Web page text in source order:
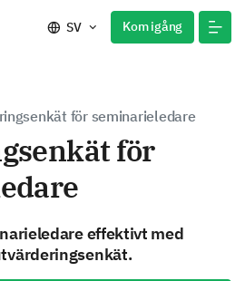
SV Kom igång
för seminarieledare
för
effektivt med